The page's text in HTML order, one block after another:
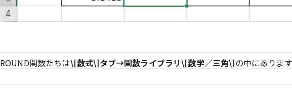
ROUND関数たちは\[数式\]タブ→関数ライブラリ\[数学／三角\]の中にありま